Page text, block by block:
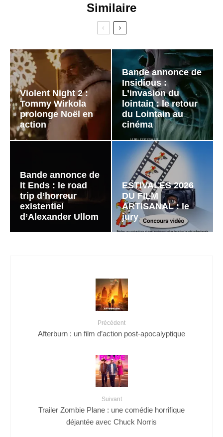
Similaire
Violent Night 2 :
Tommy Wirkola
prolonge Noël en
action
Bande annonce de
Insidious :
L’invasion du
lointain : le retour
du Lointain au
cinéma
Bande annonce de
It Ends : le road
trip d’horreur
existentiel
d’Alexander Ullom
ESTIVALES 2026
DU FILM
ARTISANAL : le
jury
Précédent
Afterburn : un film d’action post-apocalyptique
Suivant
Trailer Zombie Plane : une comédie horrifique
déjantée avec Chuck Norris